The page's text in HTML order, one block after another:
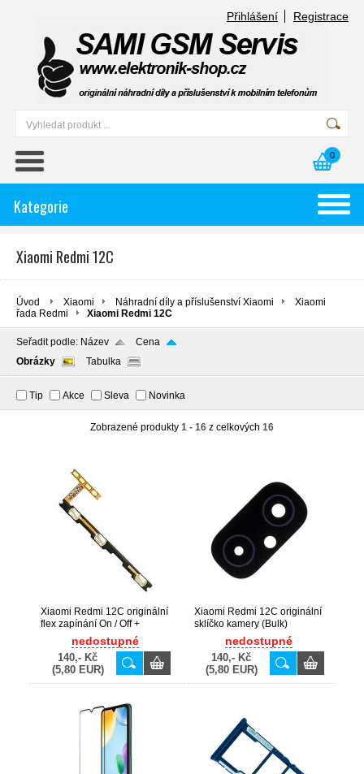
Přihlášení Registrace
0
Kategorie
Xiaomi Redmi 12C
Úvod Xiaomi Náhradní díly a příslušenství Xiaomi
Xiaomi
řada Redmi
Xiaomi Redmi 12C
Seřadit podle: Název
Cena
Obrázky
Tabulka
Tip Akce Sleva Novinka
Zobrazené produkty 1 - 16 z celkových 16
Xiaomi Redmi 12C originální
flex zapínání On / Off +
hlasitosti (Bulk)
nedostupné
140,- Kč
(5,80 EUR)
Xiaomi Redmi 12C originální
sklíčko kamery (Bulk)
nedostupné
140,- Kč
(5,80 EUR)